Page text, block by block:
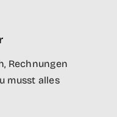
Rechnungen
musst alles